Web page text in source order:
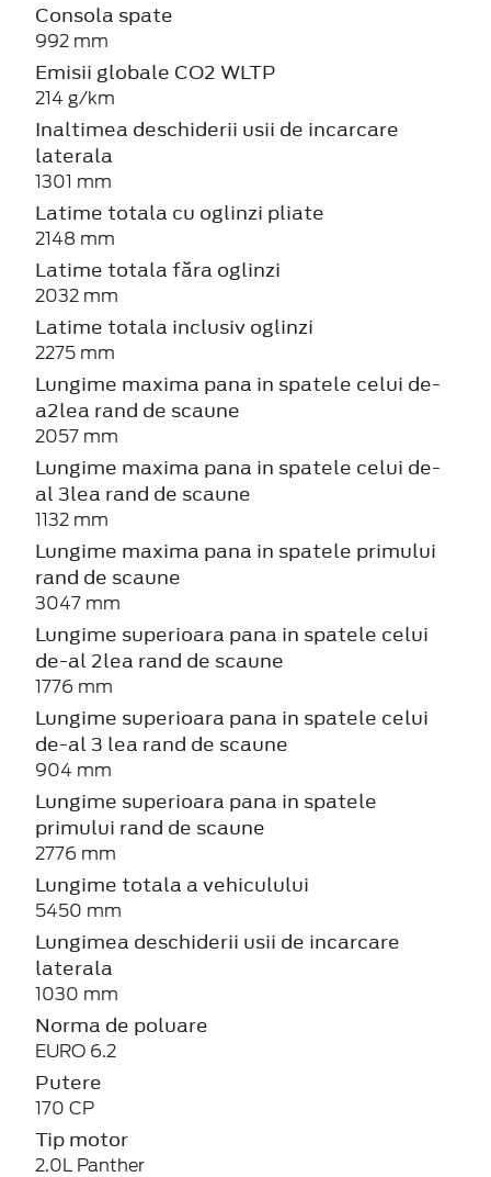
Consola spate
992 mm
Emisii globale CO2 WLTP
214 g/km
Inaltimea deschiderii usii de incarcare
laterala
1301 mm
Latime totala cu oglinzi pliate
2148 mm
Latime totala făra oglinzi
2032 mm
Latime totala inclusiv oglinzi
2275 mm
Lungime maxima pana in spatele celui de-
a2lea rand de scaune
2057 mm
Lungime maxima pana in spatele celui de-
al 3lea rand de scaune
1132 mm
Lungime maxima pana in spatele primului
rand de scaune
3047 mm
Lungime superioara pana in spatele celui
de-al 2lea rand de scaune
1776 mm
Lungime superioara pana in spatele celui
de-al 3 lea rand de scaune
904 mm
Lungime superioara pana in spatele
primului rand de scaune
2776 mm
Lungime totala a vehiculului
5450 mm
Lungimea deschiderii usii de incarcare
laterala
1030 mm
Norma de poluare
EURO 6.2
Putere
170 CP
Tip motor
2.0L Panther